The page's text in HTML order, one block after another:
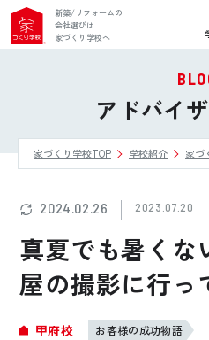
新築/リフォームの
会社選びは
家づくり学校へ
ぴった
後悔しな
セ
ご利
お近
ホーム
アドバイ
家づくり学校TOP 学校紹介 家づ
2024.02.26 2023.07.20
真夏でも暑くな
屋の撮影に行っ
甲府校 お客様の成功物語